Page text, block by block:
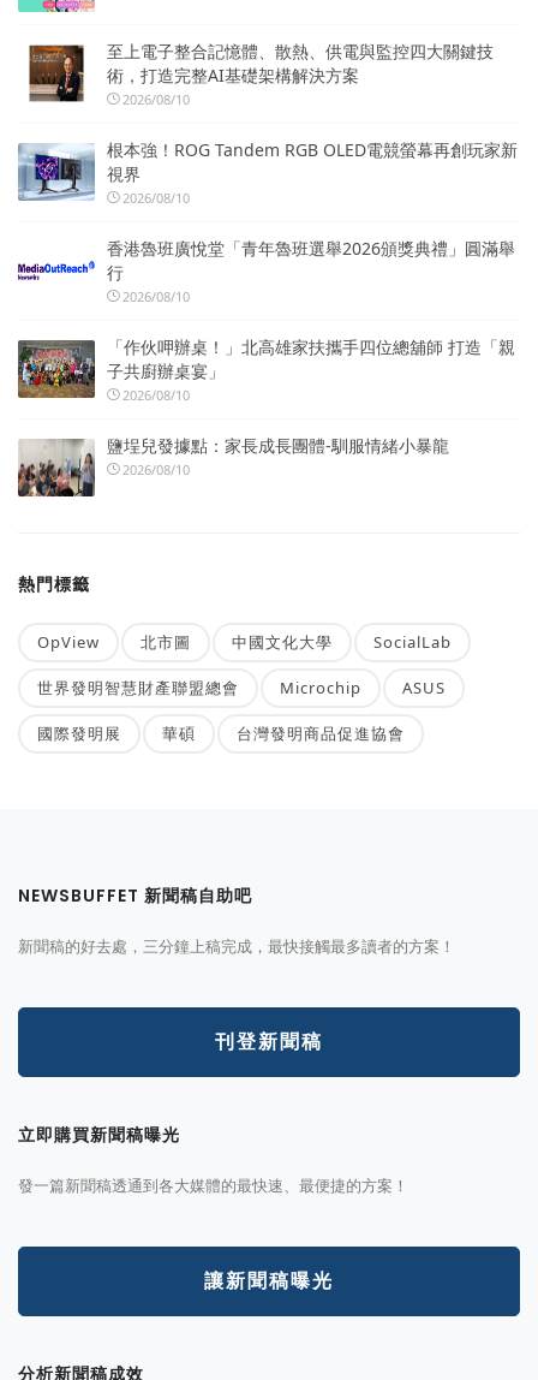
至上電子整合記憶體、散熱、供電與監控四大關鍵技
術，打造完整AI基礎架構解決方案
2026/08/10
根本強！ROG Tandem RGB OLED電競螢幕再創玩家新
視界
2026/08/10
香港魯班廣悅堂「青年魯班選舉2026頒獎典禮」圓滿舉
行
2026/08/10
「作伙呷辦桌！」北高雄家扶攜手四位總舖師 打造「親
子共廚辦桌宴」
2026/08/10
鹽埕兒發據點：家長成長團體-馴服情緒小暴龍
2026/08/10
熱門標籤
OpView 北市圖 中國文化大學 SocialLab
世界發明智慧財產聯盟總會 Microchip ASUS
國際發明展 華碩 台灣發明商品促進協會
NEWSBUFFET 新聞稿自助吧
新聞稿的好去處，三分鐘上稿完成，最快接觸最多讀者的方案！
刊登新聞稿
立即購買新聞稿曝光
發一篇新聞稿透通到各大媒體的最快速、最便捷的方案！
讓新聞稿曝光
分析新聞稿成效